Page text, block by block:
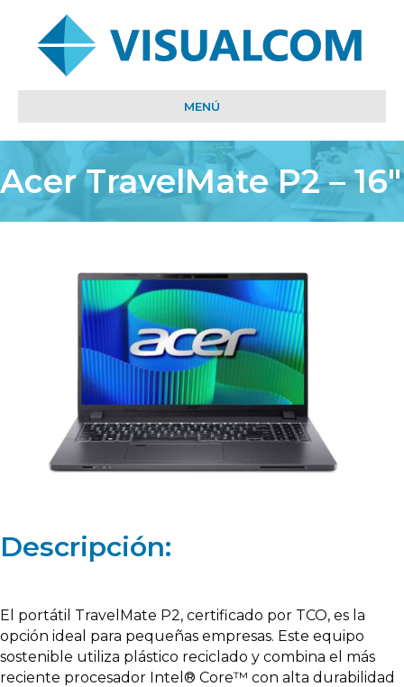
MENÚ
Acer TravelMate P2 – 16″
Descripción:
El portátil TravelMate P2, certificado por TCO, es la
opción ideal para pequeñas empresas. Este equipo
sostenible utiliza plástico reciclado y combina el más
reciente procesador Intel® Core™ con alta durabilidad